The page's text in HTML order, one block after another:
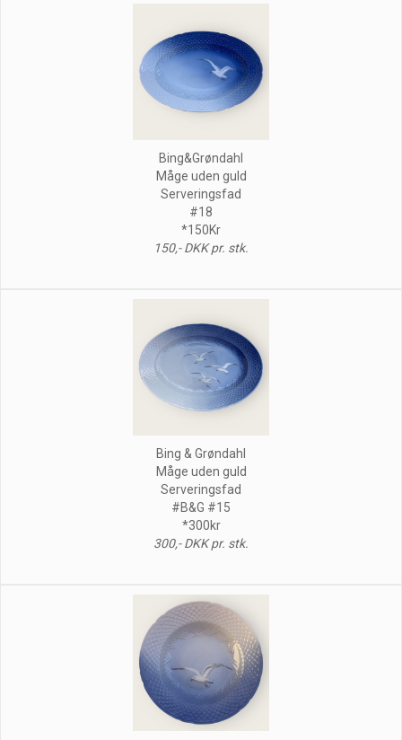
Bing&Grøndahl
Måge uden guld
Serveringsfad
#18
*150Kr
150,- DKK pr. stk.
Bing & Grøndahl
Måge uden guld
Serveringsfad
#B&G #15
*300kr
300,- DKK pr. stk.